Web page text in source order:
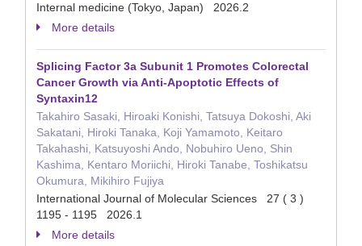
Internal medicine (Tokyo, Japan) 2026.2
More details
Splicing Factor 3a Subunit 1 Promotes Colorectal
Cancer Growth via Anti-Apoptotic Effects of
Syntaxin12
Takahiro Sasaki, Hiroaki Konishi, Tatsuya Dokoshi, Aki
Sakatani, Hiroki Tanaka, Koji Yamamoto, Keitaro
Takahashi, Katsuyoshi Ando, Nobuhiro Ueno, Shin
Kashima, Kentaro Moriichi, Hiroki Tanabe, Toshikatsu
Okumura, Mikihiro Fujiya
International Journal of Molecular Sciences 27 ( 3 )
1195 - 1195 2026.1
More details